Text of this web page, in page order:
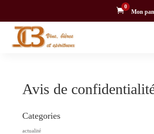

0
Mon
Avis de
Categories
actualité